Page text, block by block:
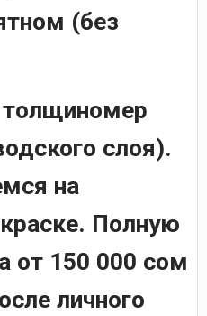
(без
слоя).
на
Полную
от 150 000 сом
личного